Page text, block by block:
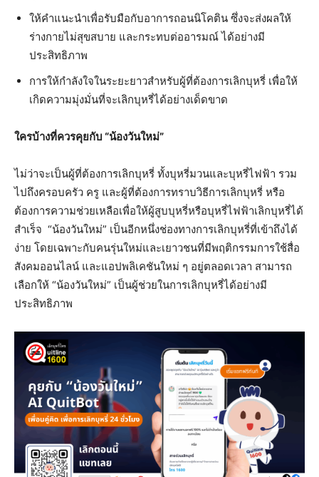
ให้คำแนะนำเพื่อรับมือกับอาการถอนนิโคติน ซึ่งจะส่งผลให้
ร่างกายไม่สุขสบาย และกระทบต่ออารมณ์ ได้อย่างมี
ประสิทธิภาพ
การให้กำลังใจในระยะยาวสำหรับผู้ที่ต้องการเลิกบุหรี่ เพื่อให้
เกิดความมุ่งมั่นที่จะเลิกบุหรี่ได้อย่างเด็ดขาด
ใครบ้างที่ควรคุยกับ “น้องวันใหม่”
ไม่ว่าจะเป็นผู้ที่ต้องการเลิกบุหรี่ ทั้งบุหรี่มวนและบุหรี่ไฟฟ้า รวม
ไปถึงครอบครัว ครู และผู้ที่ต้องการทราบวิธีการเลิกบุหรี่ หรือ
ต้องการความช่วยเหลือเพื่อให้ผู้สูบบุหรี่หรือบุหรี่ไฟฟ้าเลิกบุหรี่ได้
สำเร็จ “น้องวันใหม่” เป็นอีกหนึ่งช่องทางการเลิกบุหรี่ที่เข้าถึงได้
ง่าย โดยเฉพาะกับคนรุ่นใหม่และเยาวชนที่มีพฤติกรรมการใช้สื่อ
สังคมออนไลน์ และแอปพลิเคชันใหม่ ๆ อยู่ตลอดเวลา สามารถ
เลือกให้ “น้องวันใหม่” เป็นผู้ช่วยในการเลิกบุหรี่ได้อย่างมี
ประสิทธิภาพ